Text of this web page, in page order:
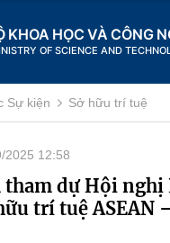
KHOA HỌC VÀ CÔNG
OF SCIENCE AND
Sự kiện Sở hữu trí tuệ
2025 12:58
tham dự Hội nghị
trí tuệ ASEAN